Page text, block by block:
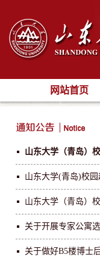
网站首页
山东大学（青岛）
山东大学(青岛)校
山东大学（青岛）
关于开展专家公寓
关于做好B5楼博士